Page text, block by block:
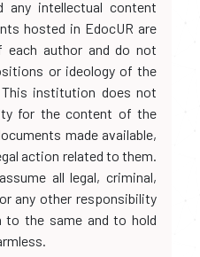
any intellectual content
hosted in EdocUR are
author and do not
or ideology of the
This institution does not
for the content of the
made available,
action related to them.
all legal, criminal,
any other responsibility
to the same and to hold